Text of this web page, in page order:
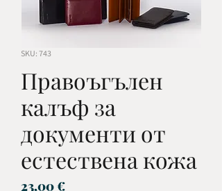
SKU: 743
Правоъгълен
калъф за
документи от
естествена кожа
23,00 €Цена